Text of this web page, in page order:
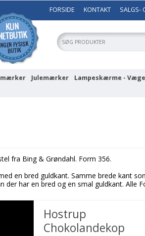
FORSIDE KONTAKT SALGS-
Julemærker Lampeskærme -
fra Bing & Grøndahl. Form 356.
en bred guldkant. Samme brede kant
der har en bred og en smal guldkant. Alle
Hostrup
Chokolandekop